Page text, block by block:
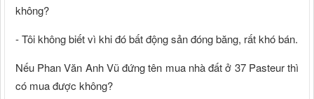
không?
- Tôi không biết vì khi đó bất động sản đóng băng, rất khó bán.
Nếu Phan Văn Anh Vũ đứng tên mua nhà đất ở 37 Pasteur thì
có mua được không?